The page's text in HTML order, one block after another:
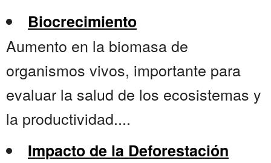
Biocrecimiento
Aumento en la biomasa de
organismos vivos, importante para
evaluar la salud de los ecosistemas y
la productividad....
Impacto de la Deforestación